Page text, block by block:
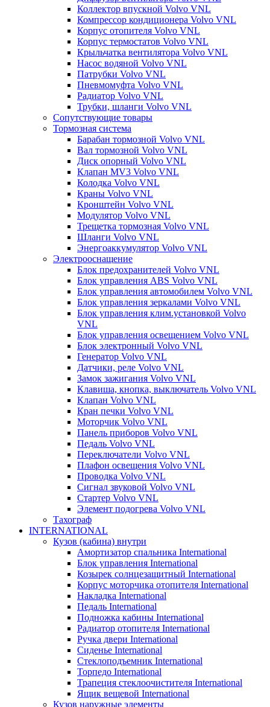
Коллектор впускной Volvo VNL
Компрессор кондиционера Volvo VNL
Корпус отопителя Volvo VNL
Корпус термостатов Volvo VNL
Крыльчатка вентилятора Volvo VNL
Насос водяной Volvo VNL
Патрубки Volvo VNL
Пневмомуфта Volvo VNL
Радиатор Volvo VNL
Трубки, шланги Volvo VNL
Сопутствующие товары
Тормозная система
Барабан тормозной Volvo VNL
Вал тормозной Volvo VNL
Диск опорный Volvo VNL
Клапан MV3 Volvo VNL
Колодка Volvo VNL
Краны Volvo VNL
Кронштейн Volvo VNL
Модулятор Volvo VNL
Трещетка тормозная Volvo VNL
Шланги Volvo VNL
Энергоаккумулятор Volvo VNL
Электрооснащение
Блок предохранителей Volvo VNL
Блок управления ABS Volvo VNL
Блок управления автомобилем Volvo VNL
Блок управления зеркалами Volvo VNL
Блок управления клим.установкой Volvo
VNL
Блок управления освещением Volvo VNL
Блок электронный Volvo VNL
Генератор Volvo VNL
Датчики, реле Volvo VNL
Замок зажигания Volvo VNL
Клавиша, кнопка, выключатель Volvo VNL
Клапан Volvo VNL
Кран печки Volvo VNL
Моторчик Volvo VNL
Панель приборов Volvo VNL
Педаль Volvo VNL
Переключатели Volvo VNL
Плафон освещения Volvo VNL
Проводка Volvo VNL
Сигнал звуковой Volvo VNL
Стартер Volvo VNL
Элемент подогрева Volvo VNL
Тахограф
INTERNATIONAL
Кузов (кабина) внутри
Амортизатор спальника International
Блок управления International
Козырек солнцезащитный International
Корпус моторчика отопителя International
Накладка International
Педаль International
Подножка кабины International
Радиатор отопителя International
Ручка двери International
Сиденье International
Стеклоподъемник International
Торпедо International
Трапеция стеклоочистителя International
Ящик вещевой International
Кузов наружные элементы